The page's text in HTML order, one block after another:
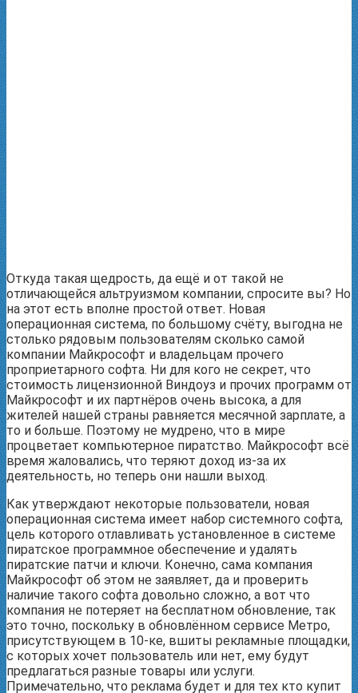
Откуда такая щедрость, да ещё и от такой не
отличающейся альтруизмом компании, спросите вы? Но
на этот есть вполне простой ответ. Новая
операционная система, по большому счёту, выгодна не
столько рядовым пользователям сколько самой
компании Майкрософт и владельцам прочего
проприетарного софта. Ни для кого не секрет, что
стоимость лицензионной Виндоуз и прочих программ от
Майкрософт и их партнёров очень высока, а для
жителей нашей страны равняется месячной зарплате, а
то и больше. Поэтому не мудрено, что в мире
процветает компьютерное пиратство. Майкрософт всё
время жаловались, что теряют доход из-за их
деятельность, но теперь они нашли выход.
Как утверждают некоторые пользователи, новая
операционная система имеет набор системного софта,
цель которого отлавливать установленное в системе
пиратское программное обеспечение и удалять
пиратские патчи и ключи. Конечно, сама компания
Майкрософт об этом не заявляет, да и проверить
наличие такого софта довольно сложно, а вот что
компания не потеряет на бесплатном обновление, так
это точно, поскольку в обновлённом сервисе Метро,
присутствующем в 10-ке, вшиты рекламные площадки,
с которых хочет пользователь или нет, ему будут
предлагаться разные товары или услуги.
Примечательно, что реклама будет и для тех кто купит